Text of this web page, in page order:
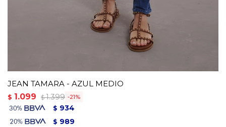
JEAN TAMARA - AZUL MEDIO
$ 1.099 $ 1.399 21
$ 934
$ 989